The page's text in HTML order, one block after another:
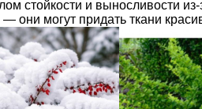
стойкости и выносливости
они могут придать ткани